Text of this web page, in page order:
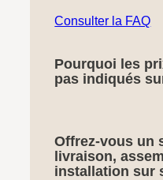
Consulter la FAQ
Pourquoi les
pas indiqués
Offrez-vous un
livraison,
installation sur